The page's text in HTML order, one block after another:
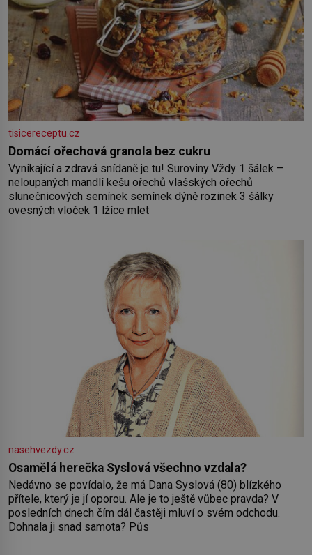
tisicereceptu.cz
Domácí ořechová granola bez cukru
Vynikající a zdravá snídaně je tu! Suroviny Vždy 1 šálek –
neloupaných mandlí kešu ořechů vlašských ořechů
slunečnicových semínek semínek dýně rozinek 3 šálky
ovesných vloček 1 lžíce mlet
nasehvezdy.cz
Osamělá herečka Syslová všechno vzdala?
Nedávno se povídalo, že má Dana Syslová (80) blízkého
přítele, který je jí oporou. Ale je to ještě vůbec pravda? V
posledních dnech čím dál častěji mluví o svém odchodu.
Dohnala ji snad samota? Půs